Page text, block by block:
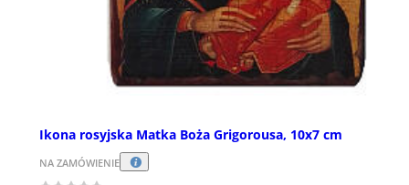
Ikona rosyjska Matka Boża Grigorousa, 10x7 cm
NA ZAMÓWIENIE